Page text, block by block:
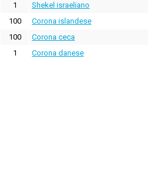
1 Shekel israeliano
100 Corona islandese
100 Corona ceca
1 Corona danese